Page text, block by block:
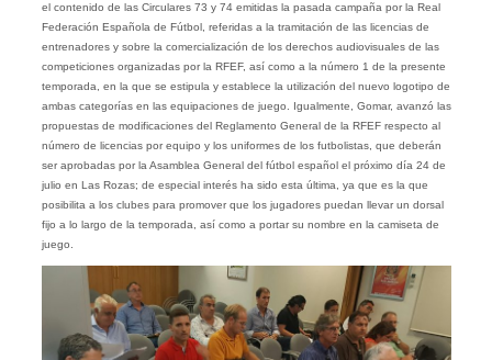
el contenido de las Circulares 73 y 74 emitidas la pasada campaña por la Real
Federación Española de Fútbol, referidas a la tramitación de las licencias de
entrenadores y sobre la comercialización de los derechos audiovisuales de las
competiciones organizadas por la RFEF, así como a la número 1 de la presente
temporada, en la que se estipula y establece la utilización del nuevo logotipo de
ambas categorías en las equipaciones de juego. Igualmente, Gomar, avanzó las
propuestas de modificaciones del Reglamento General de la RFEF respecto al
número de licencias por equipo y los uniformes de los futbolistas, que deberán
ser aprobadas por la Asamblea General del fútbol español el próximo día 24 de
julio en Las Rozas; de especial interés ha sido esta última, ya que es la que
posibilita a los clubes para promover que los jugadores puedan llevar un dorsal
fijo a lo largo de la temporada, así como a portar su nombre en la camiseta de
juego.